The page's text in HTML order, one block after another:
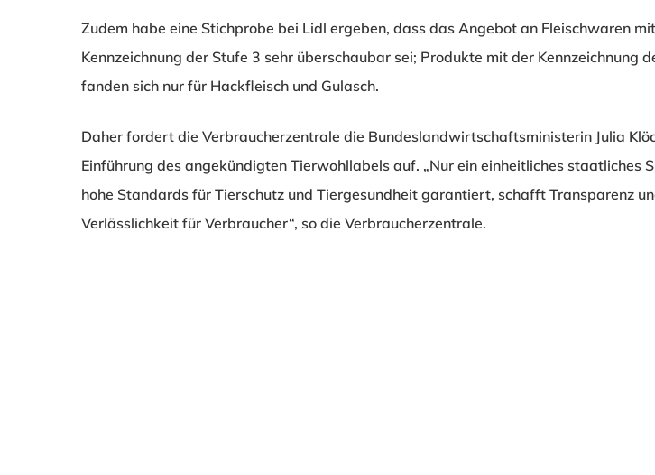
Zudem habe eine Stichprobe bei Lidl ergeben, dass das Angebot an Fleischwaren
Kennzeichnung der Stufe 3 sehr überschaubar sei; Produkte mit der Kennzeichnung
fanden sich nur für Hackfleisch und Gulasch.
Daher fordert die Verbraucherzentrale die Bundeslandwirtschaftsministerin Julia
Einführung des angekündigten Tierwohllabels auf. „Nur ein einheitliches staatliches
hohe Standards für Tierschutz und Tiergesundheit garantiert, schafft Transparenz
Verlässlichkeit für Verbraucher“, so die Verbraucherzentrale.